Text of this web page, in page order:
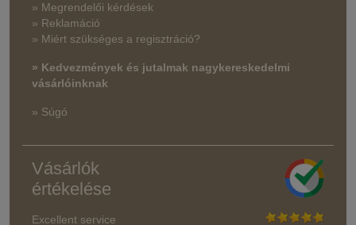
» Megrendelői kérdések
» Reklamáció
» Miért szükséges a regisztráció?
» Kedvezmények és jutalmak nagykereskedelmi
vásárlóinknak
» Súgó
Vásárlók
értékelése
Excellent service